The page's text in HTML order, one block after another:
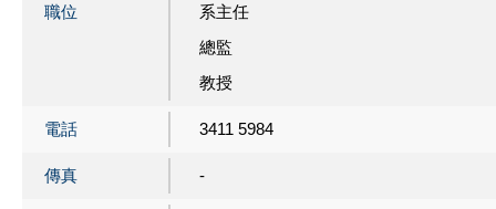
職位
系主任
總監
教授
電話 3411 5984
傳真 -